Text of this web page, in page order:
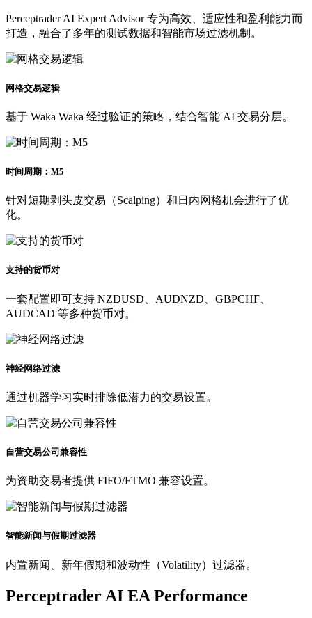
Perceptrader AI Expert Advisor 专为高效、适应性和盈利能力而
打造，融合了多年的测试数据和智能市场过滤机制。
网格交易逻辑
基于 Waka Waka 经过验证的策略，结合智能 AI 交易分层。
时间周期：M5
针对短期剥头皮交易（Scalping）和日内网格机会进行了优
化。
支持的货币对
一套配置即可支持 NZDUSD、AUDNZD、GBPCHF、
AUDCAD 等多种货币对。
神经网络过滤
通过机器学习实时排除低潜力的交易设置。
自营交易公司兼容性
为资助交易者提供 FIFO/FTMO 兼容设置。
智能新闻与假期过滤器
内置新闻、新年假期和波动性（Volatility）过滤器。
Perceptrader AI EA Performance